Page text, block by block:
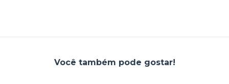
Você também pode gostar!